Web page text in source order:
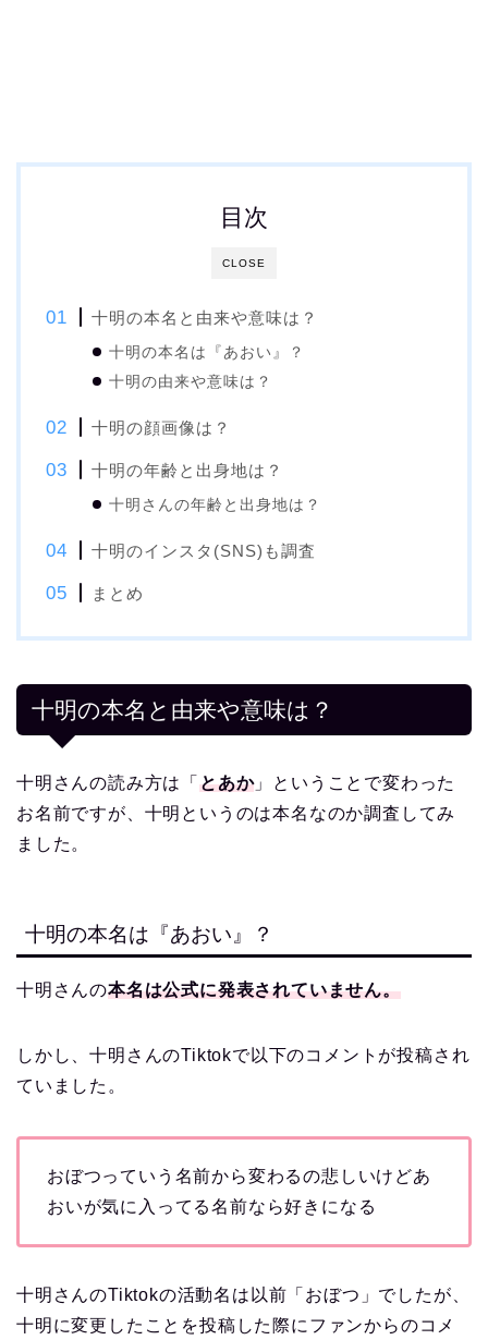
CLOSE
目次
十明の本名と由来や意味は？
十明の本名は『あおい』？
十明の由来や意味は？
十明の顔画像は？
十明の年齢と出身地は？
十明さんの年齢と出身地は？
十明のインスタ(SNS)も調査
まとめ
十明の本名と由来や意味は？
十明さんの読み方は「 とあか」ということで変わった
お名前ですが、十明というのは本名なのか調査してみ
ました。
十明の本名は『あおい』？
十明さんの本名は公式に発表されていません。
しかし、十明さんのTiktokで以下のコメントが投稿され
ていました。
おぼつっていう名前から変わるの悲しいけどあ
おいが気に入ってる名前なら好きになる
十明さんのTiktokの活動名は以前「おぼつ」でしたが、
十明に変更したことを投稿した際にファンからのコメ